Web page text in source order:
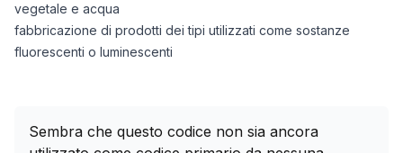
vegetale e acqua
fabbricazione di prodotti dei tipi utilizzati come sostanze
fluorescenti o luminescenti
Sembra che questo codice non sia ancora